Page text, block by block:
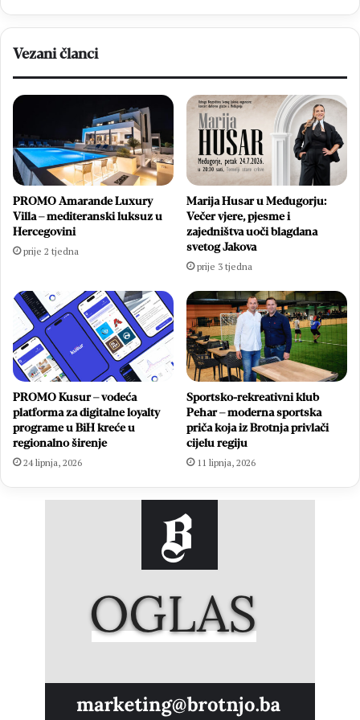
njega
preko
Vezani članci
PROMO Amarande Luxury
Villa – mediteranski luksuz u
Hercegovini
prije 2 tjedna
Marija Husar u Međugorju:
Večer vjere, pjesme i
zajedništva uoči blagdana
svetog Jakova
prije 3 tjedna
PROMO Kusur – vodeća
platforma za digitalne loyalty
programe u BiH kreće u
regionalno širenje
24 lipnja, 2026
Sportsko-rekreativni klub
Pehar – moderna sportska
priča koja iz Brotnja privlači
cijelu regiju
11 lipnja, 2026